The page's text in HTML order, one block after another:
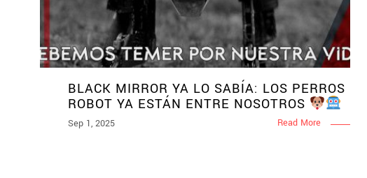
BLACK MIRROR YA LO SABÍA: LOS PERROS
ROBOT YA ESTÁN ENTRE NOSOTROS
Sep 1, 2025 Read More